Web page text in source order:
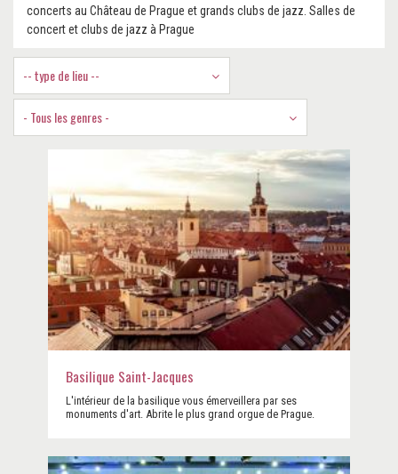
concerts au Château de Prague et grands clubs de jazz. Salles de
concert et clubs de jazz à Prague
-- type de lieu --
- Tous les genres -
Basilique Saint-Jacques
L'intérieur de la basilique vous émerveillera par ses
monuments d'art. Abrite le plus grand orgue de Prague.